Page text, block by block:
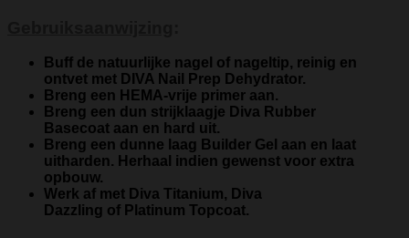
Buff de natuurlijke nagel of nageltip, reinig en
ontvet met DIVA Nail Prep Dehydrator.
Breng een HEMA-vrije primer aan.
Breng een dun strijklaagje Diva Rubber
Basecoat aan en hard uit.
Breng een dunne laag Builder Gel aan en laat
uitharden. Herhaal indien gewenst voor extra
opbouw.
Werk af met Diva Titanium, Diva
Dazzling of Platinum Topcoat.